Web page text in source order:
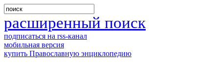
расширенный поиск
подписаться на rss-канал
мобильная версия
купить Православную энциклопедию